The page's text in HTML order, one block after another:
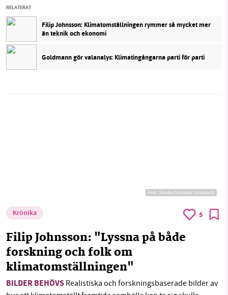
RELATERAT
Filip Johnsson: Klimatomställningen rymmer så mycket mer
än teknik och ekonomi
Goldmann gör valanalys: Klimatingångarna parti för parti
Foto:Sandro Gonzalez (Unsplash)
Krönika 5
Filip Johnsson: "Lyssna på både
forskning och folk om
klimatomställningen"
BILDER BEHÖVS Realistiska och forskningsbaserade bilder av